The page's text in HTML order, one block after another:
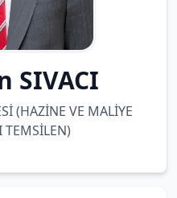
SIVACI
(HAZİNE VE MALİYE
TEMSİLEN)